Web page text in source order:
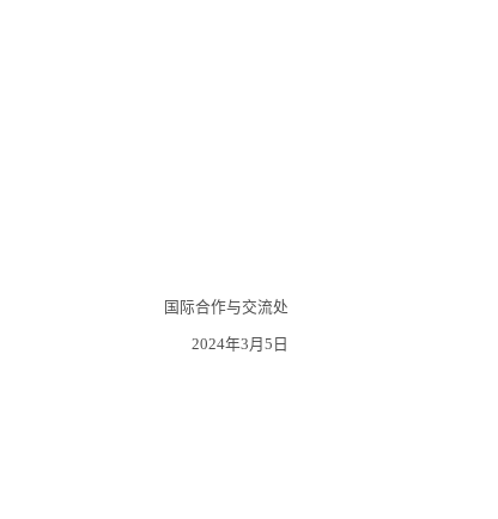
国际合作与交流处
2024年3月 5 日